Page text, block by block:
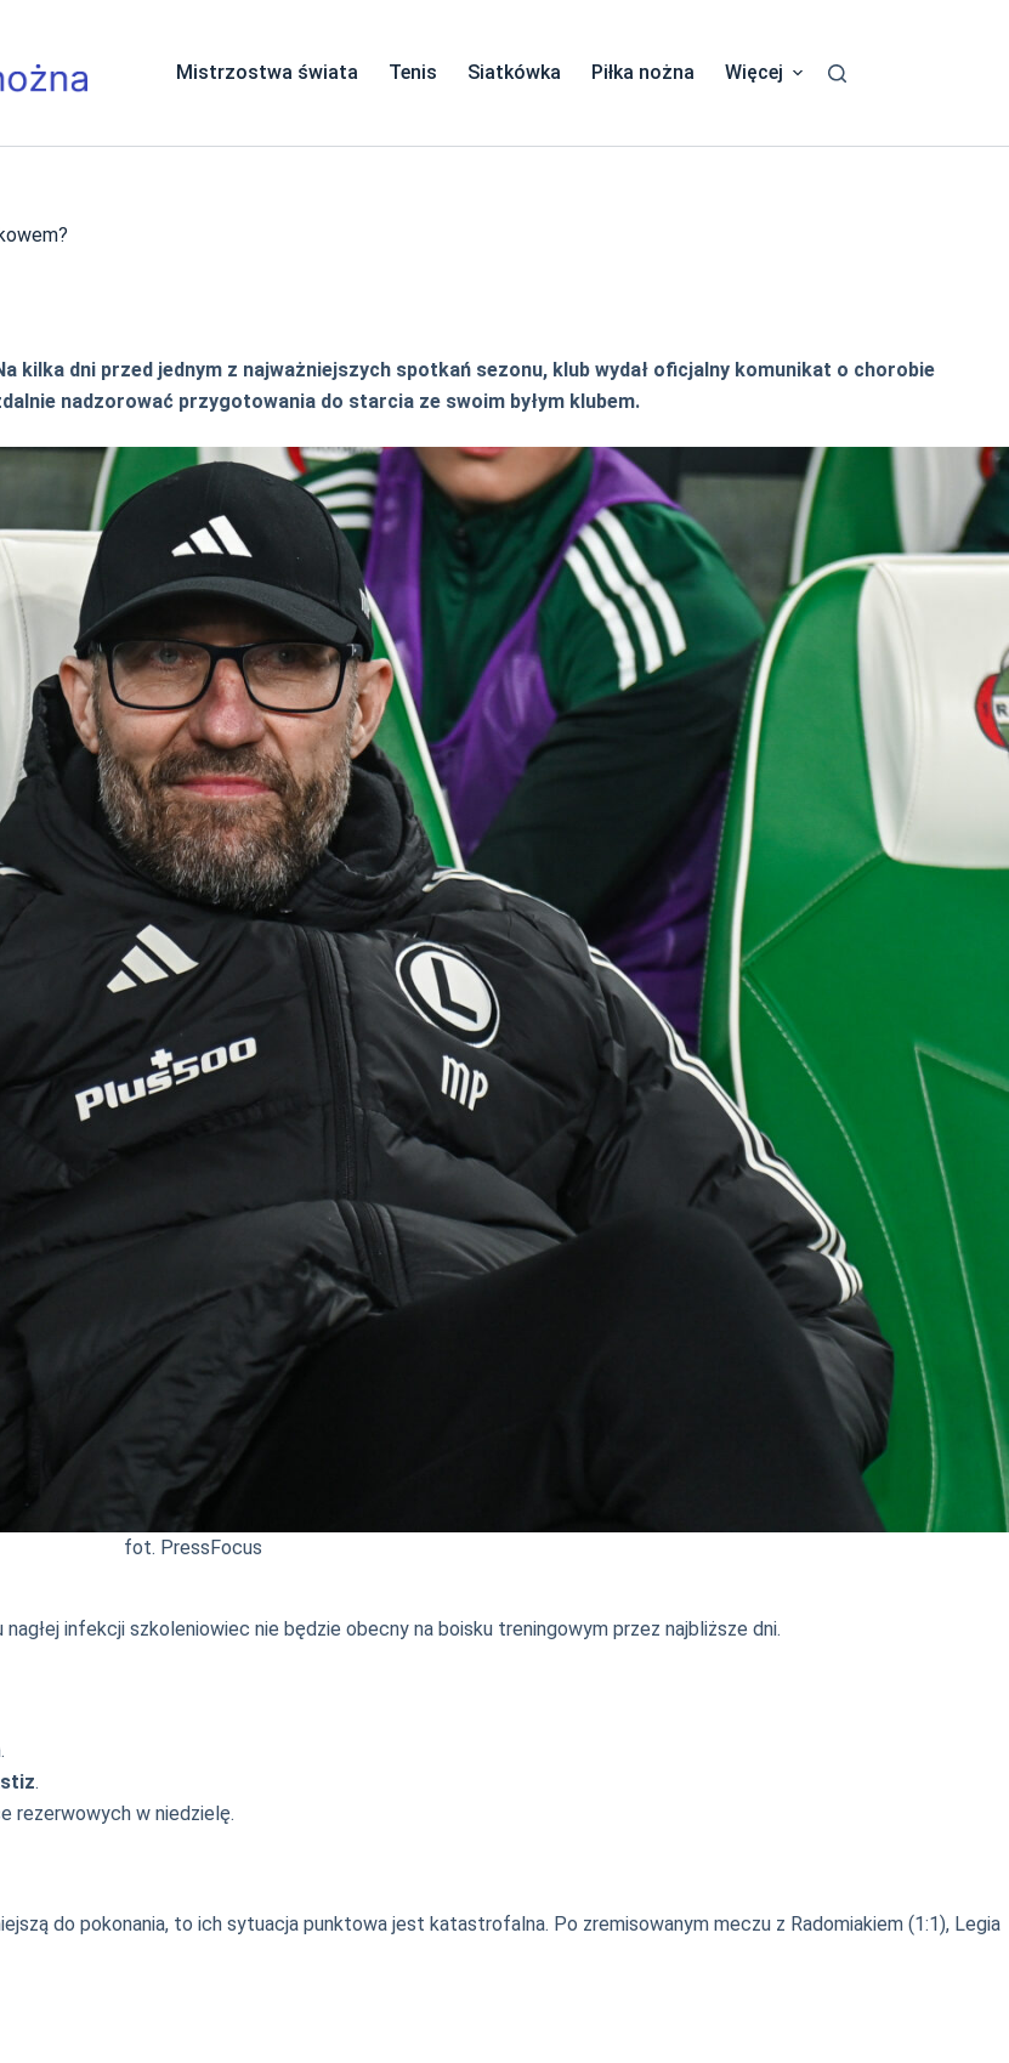
Mistrzostwa świata Tenis Siatkówka Piłka nożna Więcej
kilka dni przed jednym z najważniejszych spotkań sezonu, klub wydał oficjalny komunikat o chorobie
nadzorować przygotowania do starcia ze swoim byłym klubem.
fot. PressFocus
infekcji szkoleniowiec nie będzie obecny na boisku treningowym przez najbliższe dni.
.
rezerwowych w niedzielę.
do pokonania, to ich sytuacja punktowa jest katastrofalna. Po zremisowanym meczu z Radomiakiem (1:1), Legia